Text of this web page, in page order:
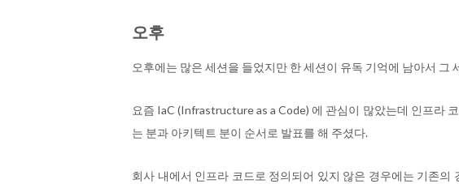
오후
오후에는 많은 세션을 들었지만 한 세션이 유독 기억에 남아서 그
요즘 IaC (Infrastructure as a Code) 에 관심이 많았는데 인프라
는 분과 아키텍트 분이 순서로 발표를 해 주셨다.
회사 내에서 인프라 코드로 정의되어 있지 않은 경우에는 기존의